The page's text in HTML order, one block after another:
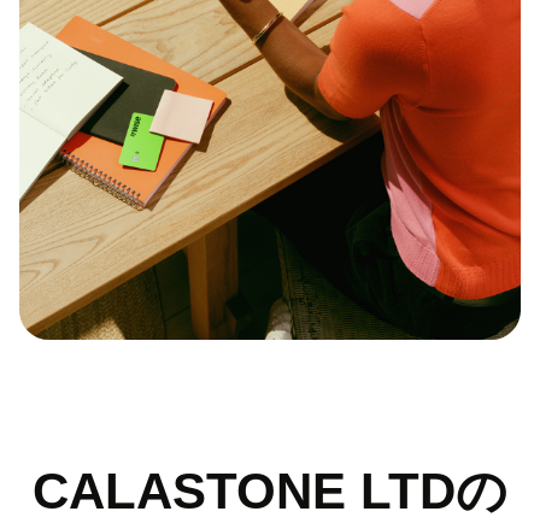
CALASTONE LTDの